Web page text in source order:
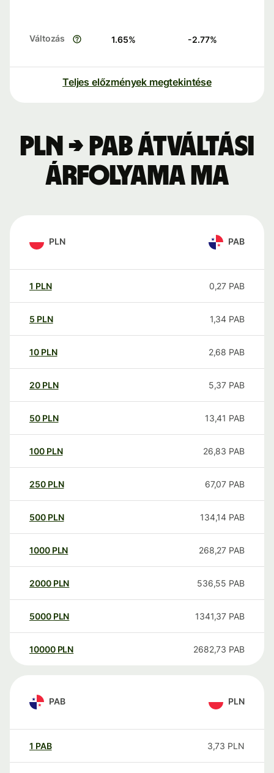
Változás 1.65% -2.77%
Teljes előzmények megtekintése
PLN → PAB átváltási
árfolyama ma
PLN PAB
1 PLN 0,27 PAB
5 PLN 1,34 PAB
10 PLN 2,68 PAB
20 PLN 5,37 PAB
50 PLN 13,41 PAB
100 PLN 26,83 PAB
250 PLN 67,07 PAB
500 PLN 134,14 PAB
1000 PLN 268,27 PAB
2000 PLN 536,55 PAB
5000 PLN 1341,37 PAB
10000 PLN 2682,73 PAB
PAB PLN
1 PAB 3,73 PLN